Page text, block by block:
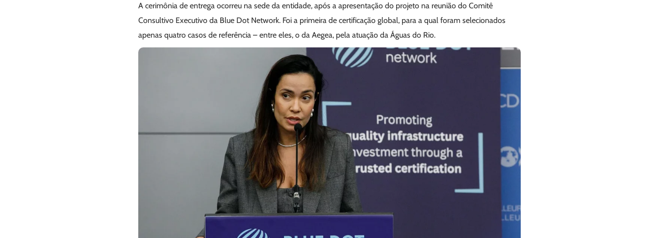
A cerimônia de entrega ocorreu na sede da entidade, após a apresentação do projeto na reunião do Comitê
Consultivo Executivo da Blue Dot Network. Foi a primeira de certificação global, para a qual foram selecionados
apenas quatro casos de referência – entre eles, o da Aegea, pela atuação da Águas do Rio.